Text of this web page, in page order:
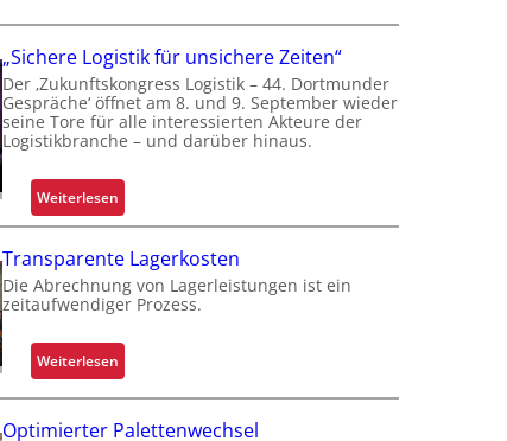
m
h
i
t
e
l
g
t
S
h
w
c
„Sichere Logistik für unsichere Zeiten“
Der ‚Zukunftskongress Logistik – 44. Dortmunder
Gespräche‘ öffnet am 8. und 9. September wieder
seine Tore für alle interessierten Akteure der
Logistikbranche – und darüber hinaus.
Weiterlesen:
„
i
c
e
r
e
L
Transparente Lagerkosten
Die Abrechnung von Lagerleistungen ist ein
zeitaufwendiger Prozess.
Weiterlesen:
T
a
Optimierter Palettenwechsel